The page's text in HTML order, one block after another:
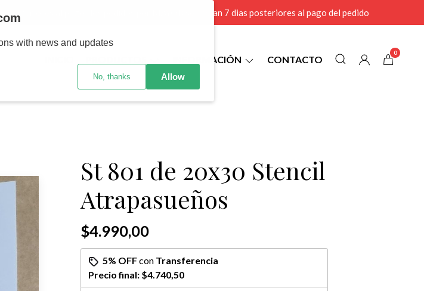
porteriores al pago , los pedidos por MAYOR se envian 7 dias posteriores al pago del pedido
INFORMACIÓN CONTACTO
0
St 801 de 20x30 Stencil
Atrapasueños
$4.990,00
5% OFFcon Transferencia
Precio final: $4.740,50
with news and updates
No, thanks Allow